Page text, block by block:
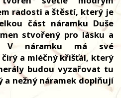
radosti a štěstí, který je
část náramku Duše
stvořený pro lásku a
V náramku má své
a mléčný křišťál, který
budou vyzařovat tu
a nežný náramek doplňují